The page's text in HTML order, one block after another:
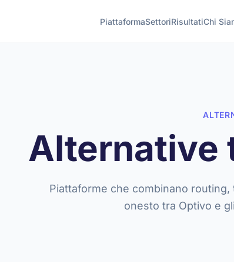
PiattaformaSettoriRisultatiChi
Alternative
Piattaforme che combinano
onesto tra Optivo e